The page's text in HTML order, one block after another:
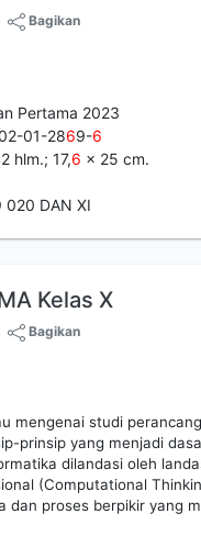
Bagikan
Pertama 2023
01-2869-6
hlm.; 17,6 x 25 cm.
020 DAN XI
Kelas X
Bagikan
mengenai studi
prinsip yang menjadi
dilandasi oleh
(Computational
dan proses berpikir yang